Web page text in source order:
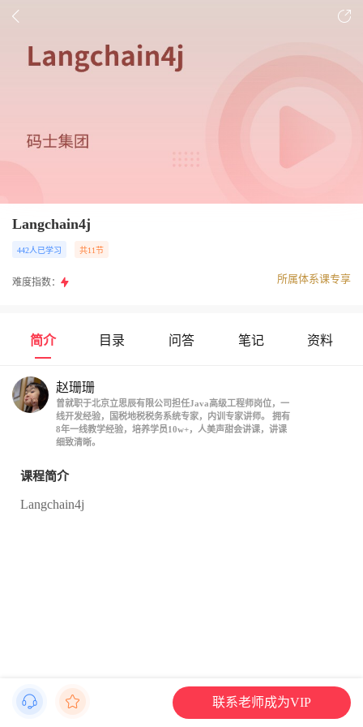
Langchain4j
442人已学习 共11节
难度指数： 所属体系课专享
简介 目录 问答 笔记 资料
赵珊珊
曾就职于北京立思辰有限公司担任Java高级工程师岗位，一
线开发经验，国税地税税务系统专家，内训专家讲师。 拥有
8年一线教学经验，培养学员10w+，人美声甜会讲课，讲课
细致清晰。
课程简介
Langchain4j
联系老师成为VIP